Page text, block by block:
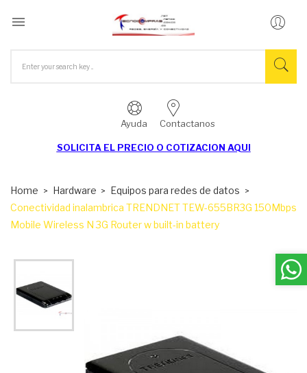

Ayuda Contactanos
SOLICITA EL PRECIO O COTIZACION AQUI
Home Hardware
Equipos para redes de datos
Conectividad inalambrica TRENDNET TEW-655BR3G 150Mbps
Mobile Wireless N 3G Router w built-in battery